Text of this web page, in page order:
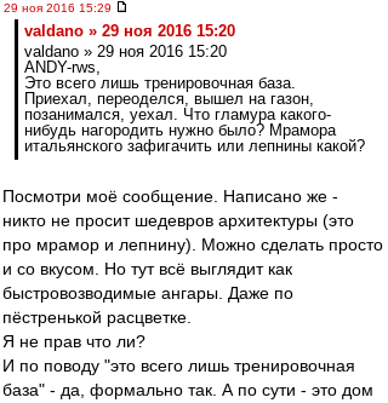
29 ноя 2016 15:29
valdano » 29 ноя 2016 15:20
valdano » 29 ноя 2016 15:20
ANDY-rws,
Это всего лишь тренировочная база.
Приехал, переоделся, вышел на газон,
позанимался, уехал. Что гламура какого-
нибудь нагородить нужно было? Мрамора
итальянского зафигачить или лепнины какой?
Посмотри моё сообщение. Написано же -
никто не просит шедевров архитектуры (это
про мрамор и лепнину). Можно сделать просто
и со вкусом. Но тут всё выглядит как
быстровозводимые ангары. Даже по
пёстренькой расцветке.
Я не прав что ли?
И по поводу "это всего лишь тренировочная
база" - да, формально так. А по сути - это дом